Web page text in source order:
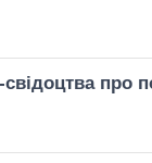
про